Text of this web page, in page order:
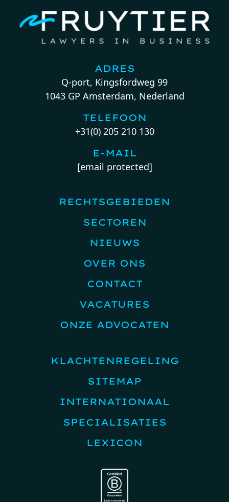
ADRES
Q-port, Kingsfordweg 99
1043 GP Amsterdam, Nederland
TELEFOON
+31(0) 205 210 130
E-MAIL
[email protected]
RECHTSGEBIEDEN
SECTOREN
NIEUWS
OVER ONS
CONTACT
VACATURES
ONZE ADVOCATEN
KLACHTENREGELING
SITEMAP
INTERNATIONAAL
SPECIALISATIES
LEXICON